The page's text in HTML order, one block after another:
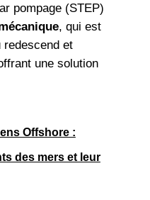
pompage (STEP)
, qui est
redescend et
une solution
Offshore :
des mers et leur